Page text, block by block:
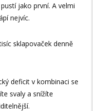
jako první. A velmi
nejvíc.
sklapovaček denně
deficit v kombinaci se
svaly a snížíte